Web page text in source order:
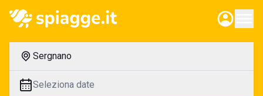
Sergnano
Seleziona date